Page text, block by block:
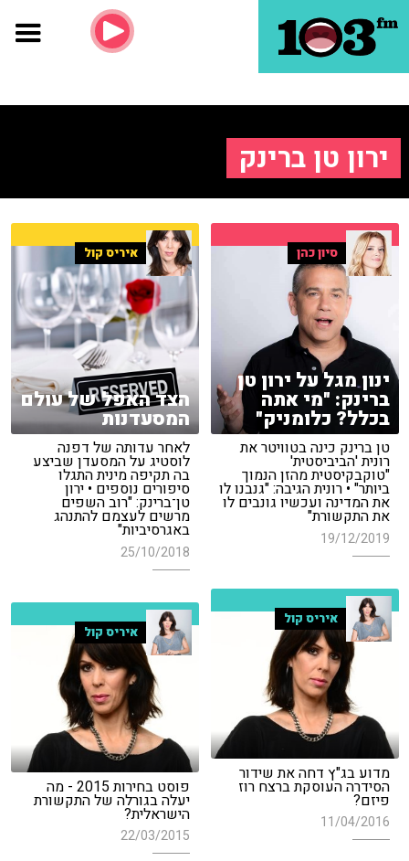
ירון טן ברינק
סיון כהן
ינון מגל על ירון טן
ברינק: "מי אתה
בכלל? כלומניק"
טן ברינק כינה בטוויטר את
רונית 'הביביסטית'
"טוקבקיסטית מהזן הנמוך
ביותר" • רונית הגיבה: "גנבנו לו
את המדינה ועכשיו גונבים לו
את התקשורת"
19/12/2019
איריס קול
הצד האפל של עולם
המסעדנות
לאחר עדותה של דפנה
לוסטיג על המסעדן שביצע
בה תקיפה מינית התגלו
סיפורים נוספים • ירון
טן־ברינק: "רוב השפים
מרשים לעצמם להתנהג
באגרסיביות"
25/10/2018
איריס קול
מדוע בג"ץ דחה את שידור
הסידרה העוסקת ברצח רוז
פיזם?
11/04/2016
איריס קול
פוסט בחירות 2015 - מה
יעלה בגורלה של התקשורת
הישראלית?
22/03/2015